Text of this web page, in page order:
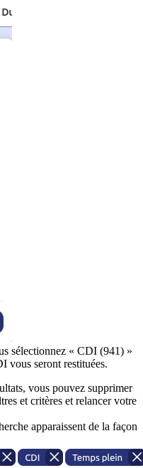
sélectionnez « CDI (941) »
vous seront restituées.
vous pouvez supprimer
et critères et relancer votre
apparaissent de la façon